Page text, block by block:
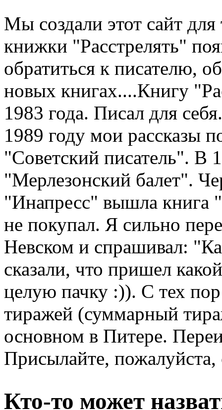
Мы создали этот сайт
книжки "Расстрелять"
обратиться к писателю,
новых книгах....Книгу
1983 года. Писал для
1989 году мои рассказы
"Советский писатель". В
"Мерлезонский балет".
"Инапресс" вышла книга
не покупал. Я сильно
Невском и спрашивал:
сказали, что пришел
целую пачку :)). С тех
тиражей (суммарный
основном в Питере.
Присылайте,
Кто-то может